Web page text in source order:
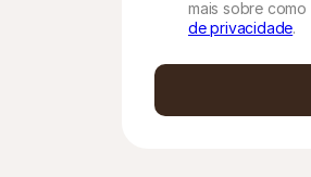
mais sobre
de privacidade.